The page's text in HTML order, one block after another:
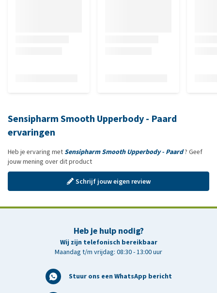
Sensipharm Smooth Upperbody - Paard
ervaringen
Heb je ervaring met Sensipharm Smooth Upperbody - Paard? Geef
jouw mening over dit product
Schrijf jouw eigen review
Heb je hulp nodig?
Wij zijn telefonisch bereikbaar
Maandag t/m vrijdag: 08:30 - 13:00 uur
Stuur ons een WhatsApp bericht